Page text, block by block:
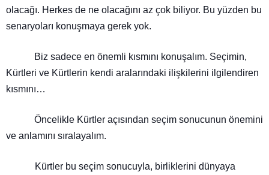
olacağı. Herkes de ne olacağını az çok biliyor. Bu yüzden bu
senaryoları konuşmaya gerek yok.
Biz sadece en önemli kısmını konuşalım. Seçimin,
Kürtleri ve Kürtlerin kendi aralarındaki ilişkilerini ilgilendiren
kısmını…
Öncelikle Kürtler açısından seçim sonucunun önemini
ve anlamını sıralayalım.
Kürtler bu seçim sonucuyla, birliklerini dünyaya